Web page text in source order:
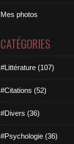
Mes photos
CATÉGORIES
#Littérature (107)
#Citations (52)
#Divers (36)
#Psychologie (36)